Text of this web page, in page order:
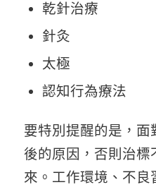
乾針治療
針灸
太極
認知行為療法
要特別提醒的是，面
後的原因，否則治標
來。工作環境、不良